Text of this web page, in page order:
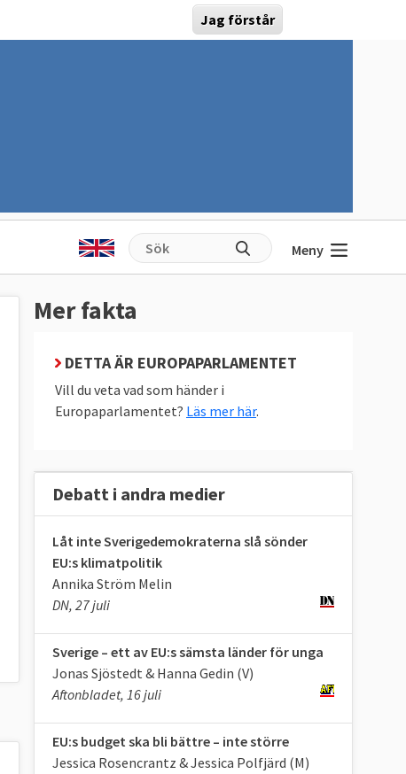
Jag förstår
Meny
Mer fakta
DETTA ÄR EUROPAPARLAMENTET
Vill du veta vad som händer i
Europaparlamentet? Läs mer här.
Debatt i andra medier
Låt inte Sverigedemokraterna slå sönder
EU:s klimatpolitik
Annika Ström Melin
DN, 27 juli
Sverige – ett av EU:s sämsta länder för unga
Jonas Sjöstedt & Hanna Gedin (V)
Aftonbladet, 16 juli
EU:s budget ska bli bättre – inte större
Jessica Rosencrantz & Jessica Polfjärd (M)